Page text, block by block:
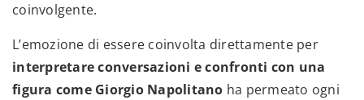
coinvolgente.
L’emozione di essere coinvolta direttamente per
interpretare conversazioni e confronti con una
figura come Giorgio Napolitano ha permeato ogni